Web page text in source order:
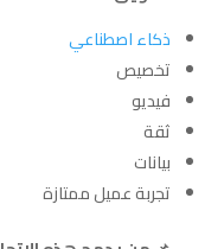
ذكاء اصطناعي
تخصيص
فيديو
ثقة
بيانات
تجربة عميل ممتازة